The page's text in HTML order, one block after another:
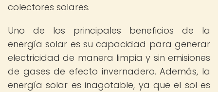
colectores solares.
Uno de los principales beneficios de la
energía solar es su capacidad para generar
electricidad de manera limpia y sin emisiones
de gases de efecto invernadero. Además, la
energía solar es inagotable, ya que el sol es